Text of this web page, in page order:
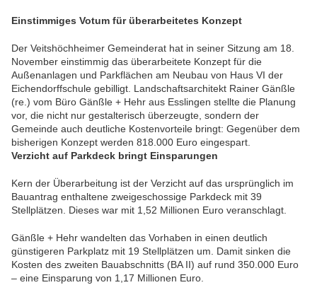
Einstimmiges Votum für überarbeitetes Konzept
Der Veitshöchheimer Gemeinderat hat in seiner Sitzung am 18.
November einstimmig das überarbeitete Konzept für die
Außenanlagen und Parkflächen am Neubau von Haus VI der
Eichendorffschule gebilligt. Landschaftsarchitekt Rainer Gänßle
(re.) vom Büro Gänßle + Hehr aus Esslingen stellte die Planung
vor, die nicht nur gestalterisch überzeugte, sondern der
Gemeinde auch deutliche Kostenvorteile bringt: Gegenüber dem
bisherigen Konzept werden 818.000 Euro eingespart.
Verzicht auf Parkdeck bringt Einsparungen
Kern der Überarbeitung ist der Verzicht auf das ursprünglich im
Bauantrag enthaltene zweigeschossige Parkdeck mit 39
Stellplätzen. Dieses war mit 1,52 Millionen Euro veranschlagt.
Gänßle + Hehr wandelten das Vorhaben in einen deutlich
günstigeren Parkplatz mit 19 Stellplätzen um. Damit sinken die
Kosten des zweiten Bauabschnitts (BA II) auf rund 350.000 Euro
– eine Einsparung von 1,17 Millionen Euro.